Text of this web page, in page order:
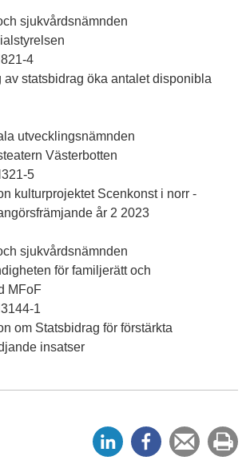
sjukvårdsnämnden
4
av statsbidrag öka antalet disponibla
utvecklingsnämnden
Västerbotten
5
kulturprojektet Scenkonst i norr -
år 2 2023
sjukvårdsnämnden
för familjerätt och
MFoF
1
om Statsbidrag för förstärkta
insatser
e
e
Tipsa
en
ut